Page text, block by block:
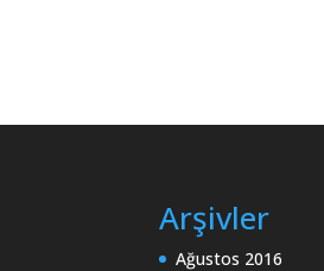
Arşivler
Ağustos 2016